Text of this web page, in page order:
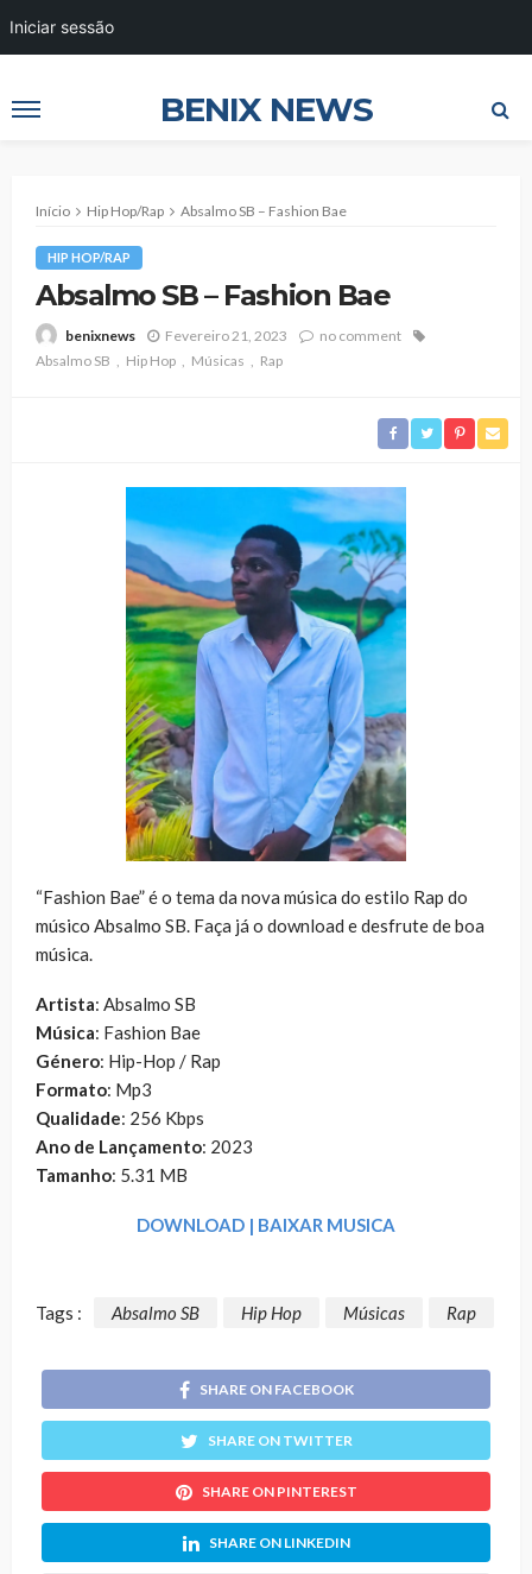
Iniciar sessão
BENIX NEWS
Início Hip Hop/Rap Absalmo SB – Fashion Bae
HIP HOP/RAP
Absalmo SB – Fashion Bae
benixnews Fevereiro 21, 2023
no comment
Absalmo SB
Hip Hop Músicas Rap
“Fashion Bae” é o tema da nova música do estilo Rap do
músico Absalmo SB. Faça já o download e desfrute de boa
música.
Artista: Absalmo SB
Música: Fashion Bae
Género: Hip-Hop / Rap
Formato: Mp3
Qualidade: 256 Kbps
Ano de Lançamento: 2023
Tamanho: 5.31 MB
DOWNLOAD | BAIXAR MUSICA
Tags : Absalmo SB Hip Hop Músicas Rap
SHARE ON FACEBOOK
SHARE ON TWITTER
SHARE ON PINTEREST
SHARE ON LINKEDIN